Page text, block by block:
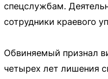
спецслужбам.
сотрудники краевого
Обвиняемый признал
четырех лет лишения